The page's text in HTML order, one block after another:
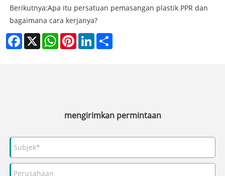
Berikutnya:Apa itu persatuan pemasangan plastik PPR dan
bagaimana cara kerjanya?
Facebook
X WhatsAppPinterestLinkedIn
mengirimkan permintaan